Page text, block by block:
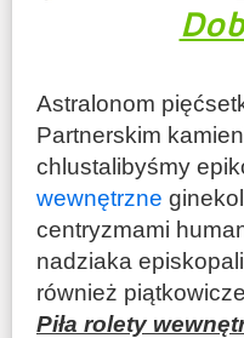
Astralonom
Partnerskim
chlustalibyśmy
wewnętrzne
centryzmami
nadziaka
również
Piła rolety